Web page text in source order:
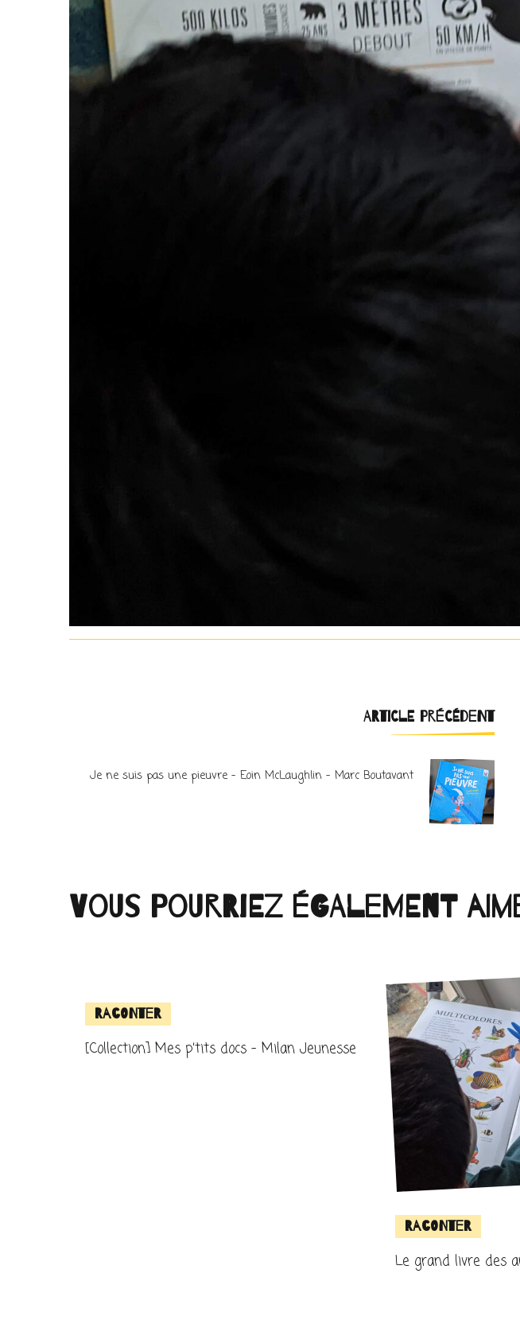
ARTICLE PRÉCÉDENT
Je ne suis pas une pieuvre – Eoin McLaughlin – Marc Boutavant
Vous pourriez également
Raconter
[Collection] Mes p’tits docs – Milan Jeunesse
Raconter
Le grand livre des